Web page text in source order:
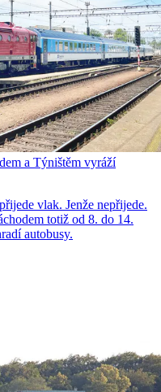
a Týništěm vyráží
vlak. Jenže nepřijede.
totiž od 8. do 14.
autobusy.